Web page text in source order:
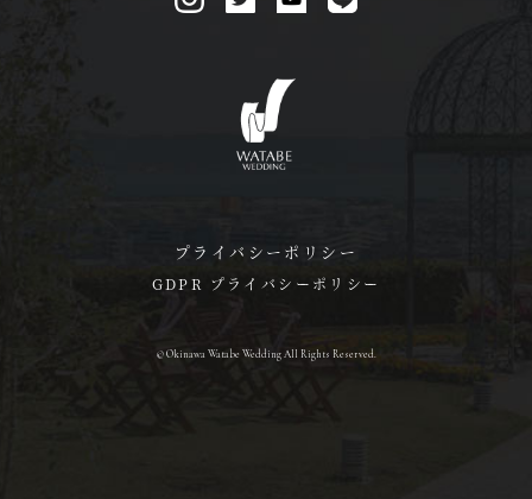
プライバシーポリシー
GDPR プライバシーポリシー
© Okinawa Watabe Wedding All Rights Reserved.